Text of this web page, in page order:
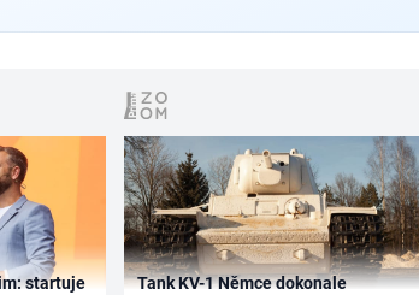
má v Praze dlouhodobě horší
startuje
Tank KV-1 Němce dokonale